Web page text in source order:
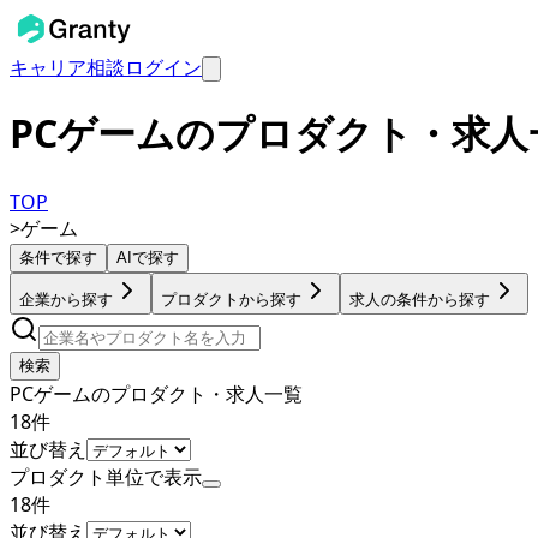
キャリア相談ログイン
PCゲームのプロダクト・求
TOP
>ゲーム
条件で探す AIで探す
企業から探す プロダクトから探す 求人の条件から探す
検索
PCゲームのプロダクト・求人一覧
18件
並び替え
プロダクト単位で表示
18件
並び替え